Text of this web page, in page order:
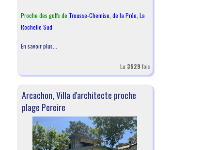
Proche des golfs de Trousse-Chemise de la Prée La
Rochelle Sud
En savoir plus...
Lu 3529 fois
Arcachon, Villa d'architecte proche
plage Pereire